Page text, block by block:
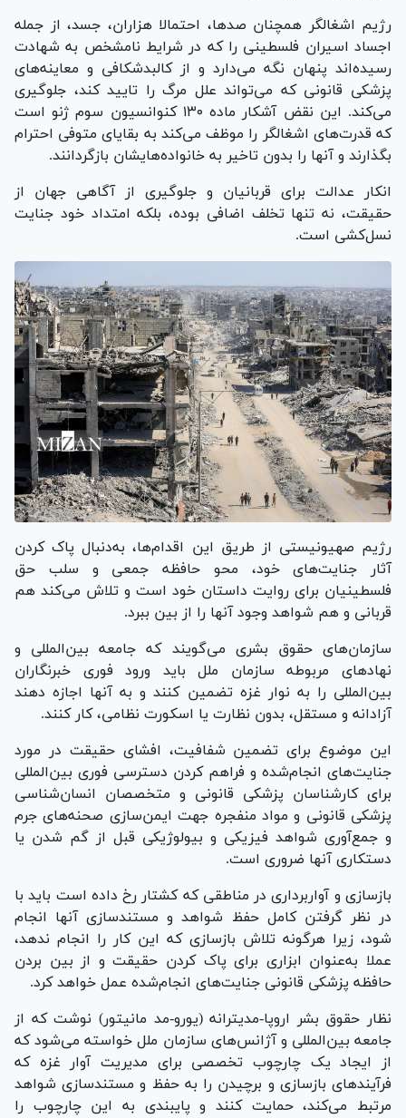
رژیم اشغالگر همچنان صدها، احتمالا هزاران، جسد، از جمله
اجساد اسیران فلسطینی را که در شرایط نامشخص به شهادت
رسیده‌اند پنهان نگه می‌دارد و از کالبدشکافی و معاینه‌های
پزشکی قانونی که می‌تواند علل مرگ را تایید کند، جلوگیری
می‌کند. این نقض آشکار ماده ۱۳۰ کنوانسیون سوم ژنو است
که قدرت‌های اشغالگر را موظف می‌کند به بقایای متوفی احترام
بگذارند و آنها را بدون تاخیر به خانواده‌هایشان بازگردانند.
انکار عدالت برای قربانیان و جلوگیری از آگاهی جهان از
حقیقت، نه تنها تخلف اضافی بوده، بلکه امتداد خود جنایت
نسل‌کشی است.
رژیم صهیونیستی از طریق این اقدام‌ها، به‌دنبال پاک کردن
آثار جنایت‌های خود، محو حافظه جمعی و سلب حق
فلسطینیان برای روایت داستان خود است و تلاش می‌کند هم
قربانی و هم شواهد وجود آنها را از بین ببرد.
سازمان‌های حقوق بشری می‌گویند که جامعه بین‌المللی و
نهاد‌های مربوطه سازمان ملل باید ورود فوری خبرنگاران
بین‌المللی را به نوار غزه تضمین کنند و به آنها اجازه دهند
آزادانه و مستقل، بدون نظارت یا اسکورت نظامی، کار کنند.
این موضوع برای تضمین شفافیت، افشای حقیقت در مورد
جنایت‌های انجام‌شده و فراهم کردن دسترسی فوری بین‌المللی
برای کارشناسان پزشکی قانونی و متخصصان انسان‌شناسی
پزشکی قانونی و مواد منفجره جهت ایمن‌سازی صحنه‌های جرم
و جمع‌آوری شواهد فیزیکی و بیولوژیکی قبل از گم شدن یا
دستکاری آنها ضروری است.
بازسازی و آواربرداری در مناطقی که کشتار رخ داده است باید با
در نظر گرفتن کامل حفظ شواهد و مستندسازی آنها انجام
شود، زیرا هرگونه تلاش بازسازی که این کار را انجام ندهد،
عملا به‌عنوان ابزاری برای پاک کردن حقیقت و از بین بردن
حافظه پزشکی قانونی جنایت‌های انجام‌شده عمل خواهد کرد.
نظار حقوق بشر اروپا-مدیترانه (یورو-مد مانیتور) نوشت که از
جامعه بین‌المللی و آژانس‌های سازمان ملل خواسته می‌شود که
از ایجاد یک چارچوب تخصصی برای مدیریت آوار غزه که
فرآیند‌های بازسازی و برچیدن را به حفظ و مستندسازی شواهد
مرتبط می‌کند، حمایت کنند و پایبندی به این چارچوب را